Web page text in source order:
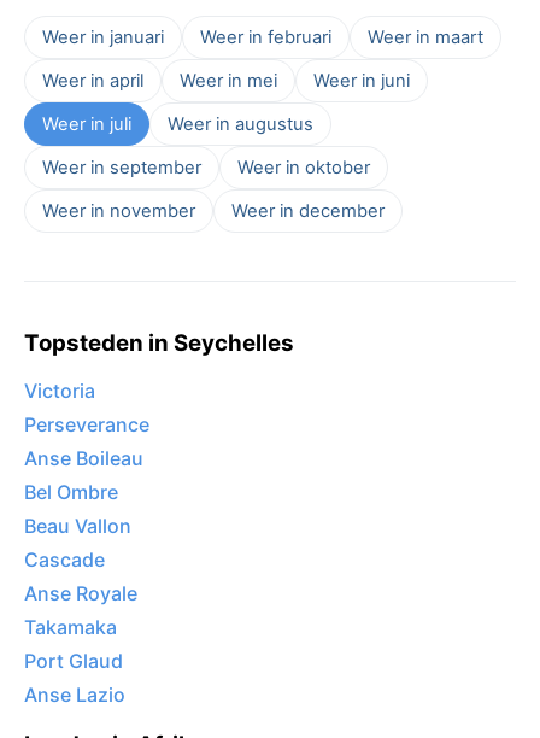
Weer in januari Weer in februari
Weer in maart
Weer in april
Weer in mei
Weer in juni
Weer in juli
Weer in augustus
Weer in september
Weer in oktober
Weer in november
Weer in december
Topsteden in Seychelles
Victoria
Perseverance
Anse Boileau
Bel Ombre
Beau Vallon
Cascade
Anse Royale
Takamaka
Port Glaud
Anse Lazio